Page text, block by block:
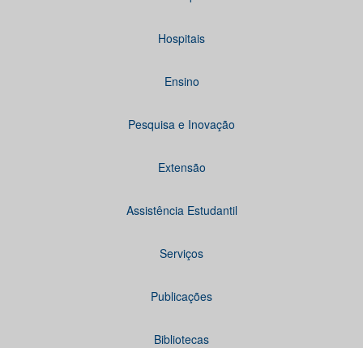
Hospitais
Ensino
Pesquisa e Inovação
Extensão
Assistência Estudantil
Serviços
Publicações
Bibliotecas